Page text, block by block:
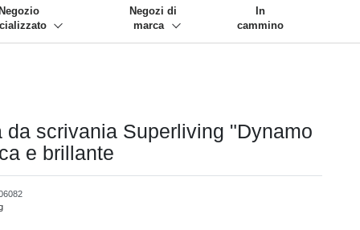
Negozi di
marca
In
cammino
da scrivania Superliving "Dynamo
e brillante